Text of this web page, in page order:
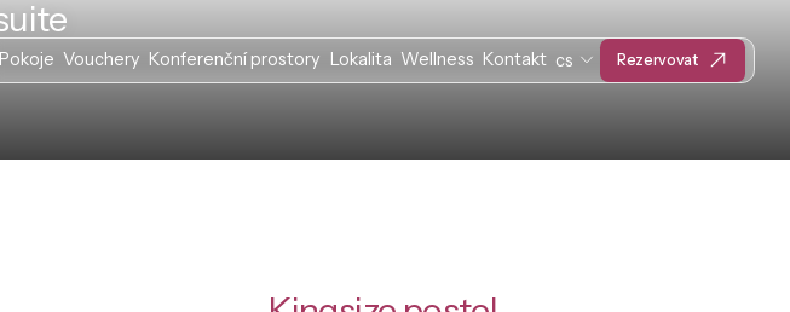
Pokoje Vouchery Konferenční prostory Lokalita Wellness Kontakt cs Rezervovat